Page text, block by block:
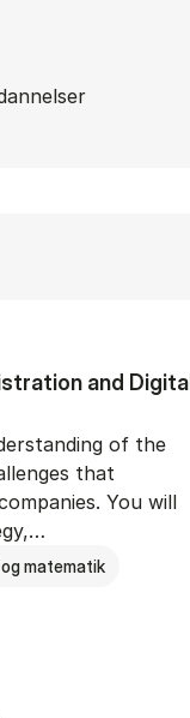
and Di­git­al
of the
that
You will
matematik